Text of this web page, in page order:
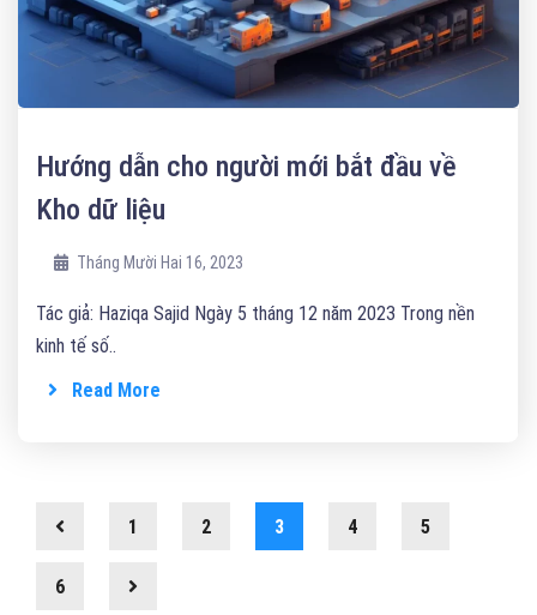
Hướng dẫn cho người mới bắt đầu về
Kho dữ liệu
Tháng Mười Hai 16, 2023
Tác giả: Haziqa Sajid Ngày 5 tháng 12 năm 2023 Trong nền
kinh tế số..
Read More
1 2 3 4 5
6